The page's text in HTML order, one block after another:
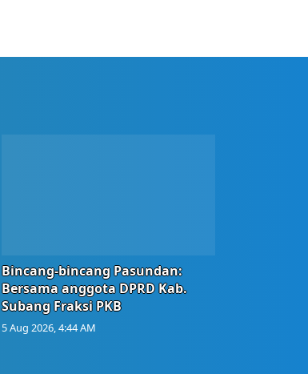
Bincang-bincang Pasundan:
Bersama anggota DPRD Kab.
Subang Fraksi PKB
5 Aug 2026, 4:44 AM